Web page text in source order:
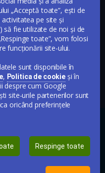
drepturile rezervate 2020-
„Acceptă toate”, ești de
pe site și
fie utilizate de noi și de
toate”, vom folosi
funcționării site-ului.
sunt disponibile în
, Politica de cookieși în
despre cum Google
site-urile partenerilor sunt
oricând preferințele
Respinge toate